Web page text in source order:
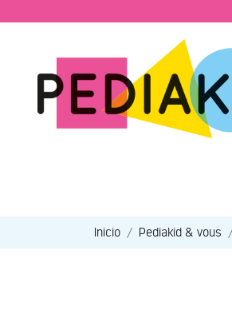
Inicio Pediakid & vous